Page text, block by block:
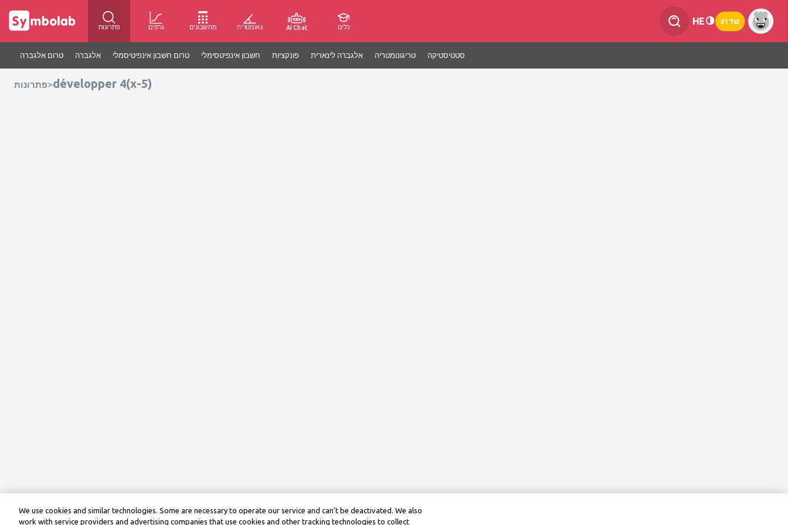
פתרונות גרפים מחשבונים גאומטריה AI Chat כלים
HE שדרג
טרום אלגברה אלגברה טרום חשבון אינפיטיסמלי חשבון אינפיטסימלי פונקציות אלגברה לינארית טריגונומטריה סטטיסטיקה
פתרונות>développer 4(x-5)
We use cookies and similar technologies. Some are necessary to operate our service and can’t be deactivated. We also
work with service providers and advertising companies that use cookies and other tracking technologies to collect